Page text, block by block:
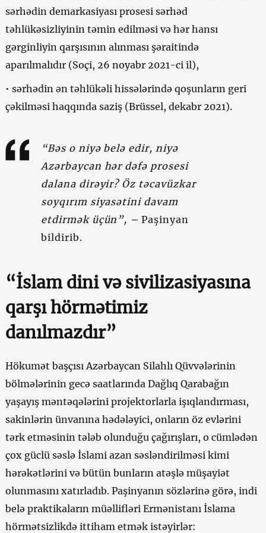
sərhədin demarkasiyası prosesi sərhəd
təhlükəsizliyinin təmin edilməsi və hər hansı
gərginliyin qarşısının alınması şəraitində
aparılmalıdır (Soçi, 26 noyabr 2021-ci il),
• sərhədin ən təhlükəli hissələrində qoşunların geri
çəkilməsi haqqında saziş (Brüssel, dekabr 2021).
“Bəs o niyə belə edir, niyə
Azərbaycan hər dəfə prosesi
dalana dirəyir? Öz təcavüzkar
soyqırım siyasətini davam
etdirmək üçün”, –Paşinyan
bildirib.
“İslam dini və sivilizasiyasına
qarşı hörmətimiz
danılmazdır”
Hökumət başçısı Azərbaycan Silahlı Qüvvələrinin
bölmələrinin gecə saatlarında Dağlıq Qarabağın
yaşayış məntəqələrini projektorlarla işıqlandırması,
sakinlərin ünvanına hədələyici, onların öz evlərini
tərk etməsinin tələb olunduğu çağırışları, o cümlədən
çox güclü səslə İslami azan səsləndirilməsi kimi
hərəkətlərini və bütün bunların atəşlə müşayiət
olunmasını xatırladıb. Paşinyanın sözlərinə görə, indi
belə praktikaların müəllifləri Ermənistanı İslama
hörmətsizlikdə ittiham etmək istəyirlər: